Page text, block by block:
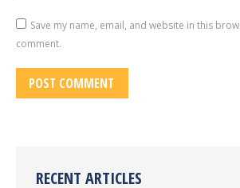
Save my name, email, and website in this
comment.
POST COMMENT
RECENT ARTICLES